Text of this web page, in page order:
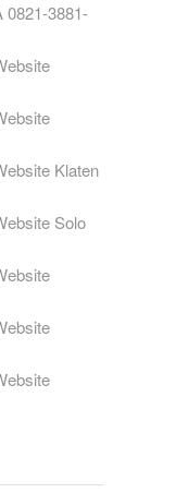
0821-3881-
Klaten
Solo